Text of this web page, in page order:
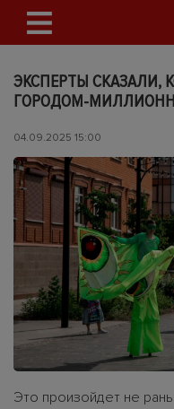
ЭКСПЕРТЫ СКАЗАЛИ,
ГОРОДОМ-
04.09.2025 15:00
Это произойдет не